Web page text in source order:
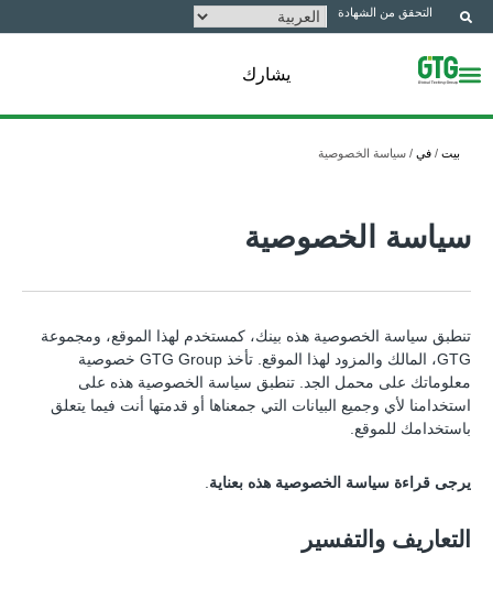
التحقق من الشهادة
يشارك
بيت / في / سياسة الخصوصية
سياسة الخصوصية
تنطبق سياسة الخصوصية هذه بينك، كمستخدم لهذا الموقع، ومجموعة
GTG، المالك والمزود لهذا الموقع. تأخذ GTG Group خصوصية
معلوماتك على محمل الجد. تنطبق سياسة الخصوصية هذه على
استخدامنا لأي وجميع البيانات التي جمعناها أو قدمتها أنت فيما يتعلق
باستخدامك للموقع.
يرجى قراءة سياسة الخصوصية هذه بعناية.
التعاريف والتفسير